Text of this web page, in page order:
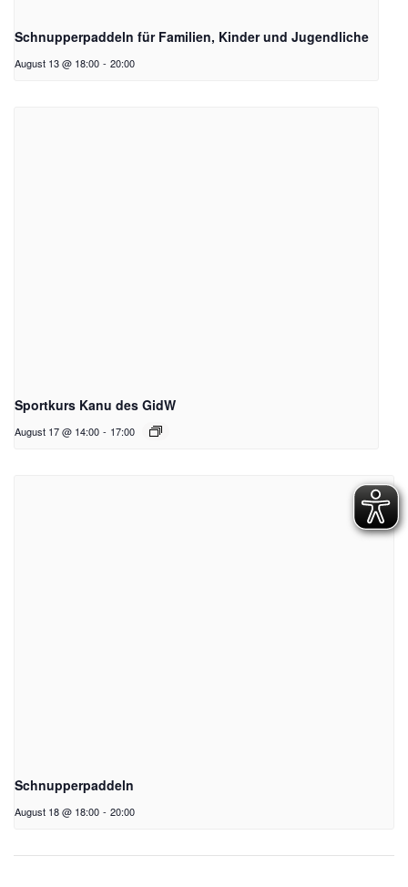
Schnupperpaddeln für Familien, Kinder und Jugendliche
August 13 @ 18:00 - 20:00
Sportkurs Kanu des GidW
August 17 @ 14:00 - 17:00
Schnupperpaddeln
August 18 @ 18:00 - 20:00